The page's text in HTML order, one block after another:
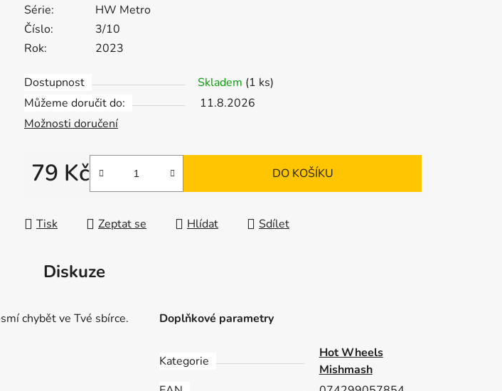
Série:
HW Metro
Číslo:
3/10
Rok:
2023
Dostupnost Skladem (1 ks)
Můžeme doručit do:
11.8.2026
Možnosti doručení
79 Kč
Měrná cena:
DO KOŠÍKU
Tisk Zeptat se Hlídat Sdílet
Diskuze
chybět ve Tvé sbírce. Doplňkové parametry
Kategorie
Hot Wheels
Mishmash